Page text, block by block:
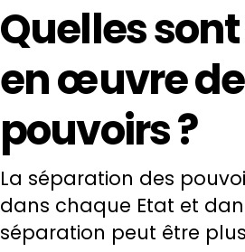
Quelles
en œuvre
pouvoirs ?
La séparation des
dans chaque Etat et
séparation peut être